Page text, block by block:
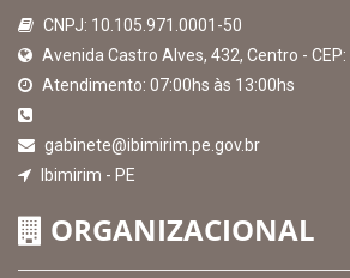
CNPJ: 10.105.971.0001-50
Avenida Castro Alves, 432, Centro -
Atendimento: 07:00hs às 13:00hs
gabinete@ibimirim.pe.gov.br
Ibimirim - PE
ORGANIZACIONAL